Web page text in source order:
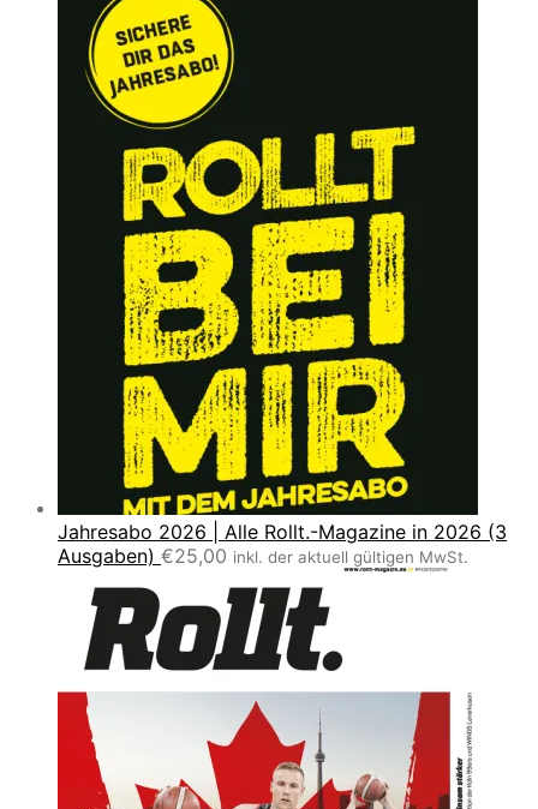
Jahresabo 2026 | Alle Rollt.-Magazine in 2026 (3
Ausgaben) €25,00 inkl. der aktuell gültigen MwSt.